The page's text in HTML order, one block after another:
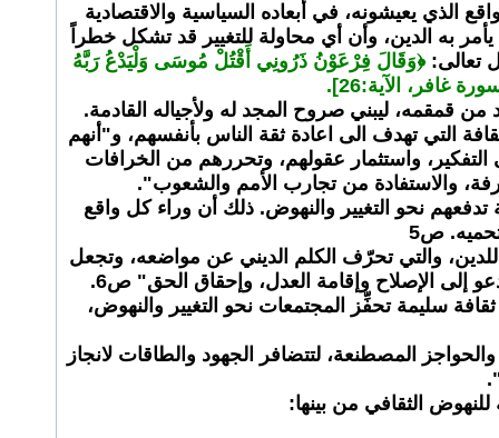
الذي يعيشونه، في أبعاده السياسية والاقتصادية
به الدين، وأن أي محاولة للتغيير قد تشكل خطراً
تعالى: ﴿وَقَالَ فِرْعَوْنُ ذَرُونِي أَقْتُلْ مُوسَى وَلْيَدْعُ رَبَّهُ
غافر، الآية:26].
قمقمه، ليبني صروح المجد له ولأجياله القادمة.
التي تهدف الى اعادة ثقة الناس بأنفسهم، و"أنهم
واستثمار عقولهم، وتحررهم من الخرافات
والاستفادة من تجارب الأمم والشعوب".
نحو التغيير والنهوض. ذلك أن وراء كل واقع
ص5
للدين، والتي تحرّف الكلم الديني عن مواضعه، وتجعل
إلى الإصلاح وإقامة العدل، وإحقاق الحق" ص6.
سليمة تحفِّز المجتمعات نحو التغيير والنهوض،
المصطنعة، لتتضافر الجهود والطاقات لانجاز
الثقافي من بينها: